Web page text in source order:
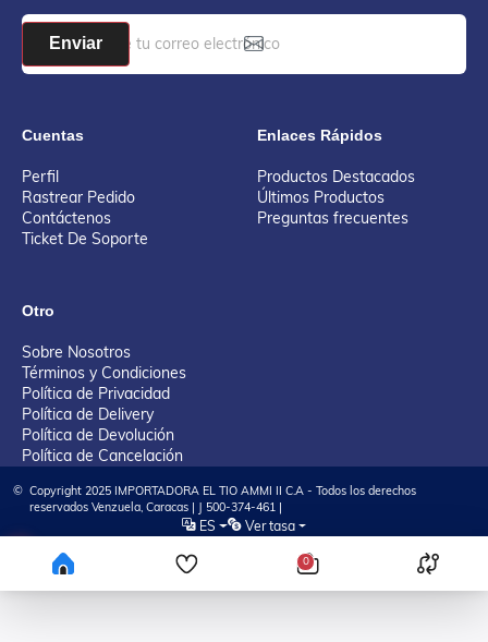
Enviar
Cuentas
Perfil
Rastrear Pedido
Contáctenos
Ticket De Soporte
Enlaces Rápidos
Productos Destacados
Últimos Productos
Preguntas frecuentes
Otro
Sobre Nosotros
Términos y Condiciones
Política de Privacidad
Política de Delivery
Política de Devolución
Política de Cancelación
© Copyright 2025 IMPORTADORA EL TIO AMMI II C.A - Todos los derechos
reservados Venzuela, Caracas | J 500-374-461 |
ES Ver tasa
0